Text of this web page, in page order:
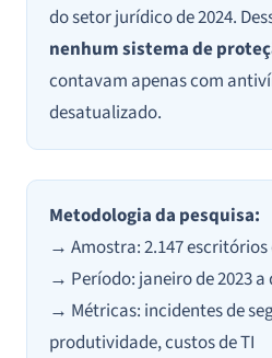
do setor jurídico de 2024.
nenhum sistema de
contavam apenas com
desatualizado.
Metodologia da pesquisa:
→ Amostra: 2.147
→ Período: janeiro de 2023 a
→ Métricas: incidentes de
produtividade, custos de TI